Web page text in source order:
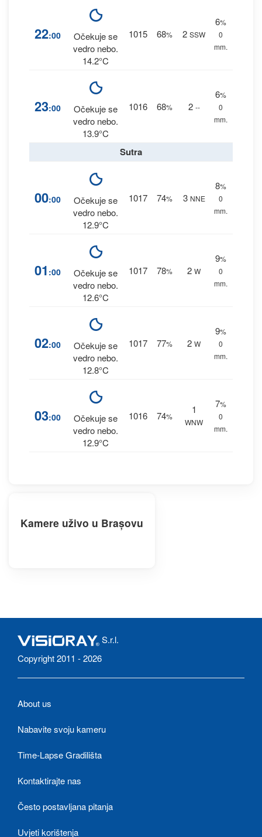
22:00
Očekuje se
vedro nebo.
14.2°C
1015 68% 2 SSW
6%
0
mm.
23:00
Očekuje se
vedro nebo.
13.9°C
1016 68% 2 --
6%
0
mm.
Sutra
00:00
Očekuje se
vedro nebo.
12.9°C
1017 74% 3 NNE
8%
0
mm.
01 :00
Očekuje se
vedro nebo.
12.6°C
1017 78% 2 W
9%
0
mm.
02:00
Očekuje se
vedro nebo.
12.8°C
1017 77% 2 W
9%
0
mm.
03:00
Očekuje se
vedro nebo.
12.9°C
1016 74%
1
WNW
7%
0
mm.
Kamere uživo u Brașovu
S.r.l.
Copyright 2011 - 2026
About us
Nabavite svoju kameru
Time-Lapse Gradilišta
Kontaktirajte nas
Često postavljana pitanja
Uvjeti korištenja